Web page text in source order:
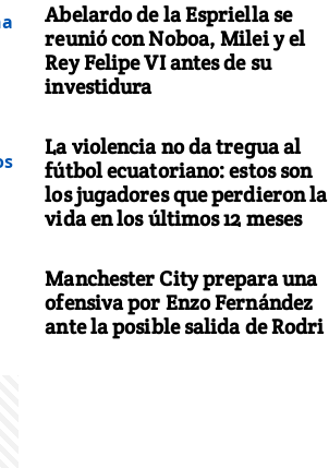
Abelardo de la Espriella se
reunió con Noboa, Milei y el
Rey Felipe VI antes de su
investidura
La violencia no da tregua al
fútbol ecuatoriano: estos son
los jugadores que perdieron la
vida en los últimos 12 meses
Manchester City prepara una
ofensiva por Enzo Fernández
ante la posible salida de Rodri